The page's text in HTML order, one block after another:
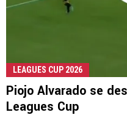
LEAGUES CUP 2026
Piojo Alvarado se
Leagues Cup